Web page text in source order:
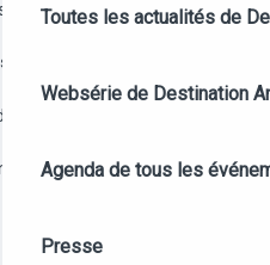
Toutes les actualités de
Websérie de Destination
Agenda de tous les
Presse
publics
légales
site
conforme
cookies